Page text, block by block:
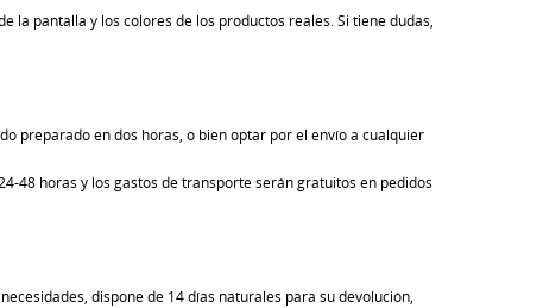
la pantalla y los colores de los productos reales. Si tiene dudas,
preparado en dos horas, o bien optar por el envío a cualquier
48 horas y los gastos de transporte serán gratuitos en pedidos
dispone de 14 días naturales para su devolución,